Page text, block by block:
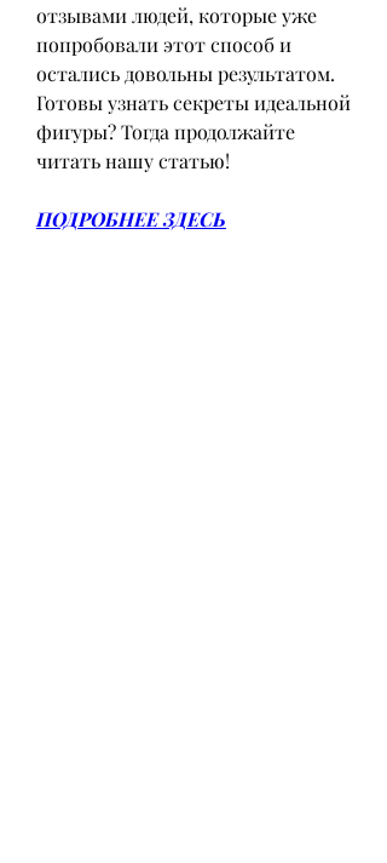
отзывами людей, которые уже
попробовали этот способ и
остались довольны результатом.
Готовы узнать секреты идеальной
фигуры? Тогда продолжайте
читать нашу статью!
ПОДРОБНЕЕ ЗДЕСЬ